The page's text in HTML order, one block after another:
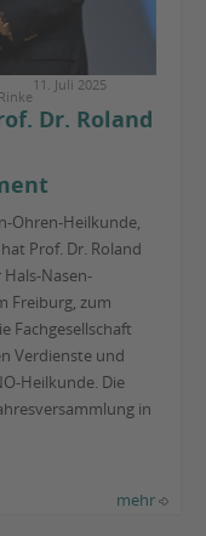
11. Juli 2025
Dr. Roland
Ohren-Heilkunde,
Prof. Dr. Roland
Nasen-
Freiburg, zum
Fachgesellschaft
Verdienste und
Heilkunde. Die
in
mehr